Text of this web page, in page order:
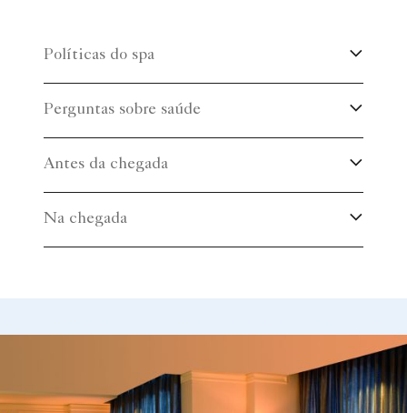
Políticas do spa
Perguntas sobre saúde
Antes da chegada
Na chegada